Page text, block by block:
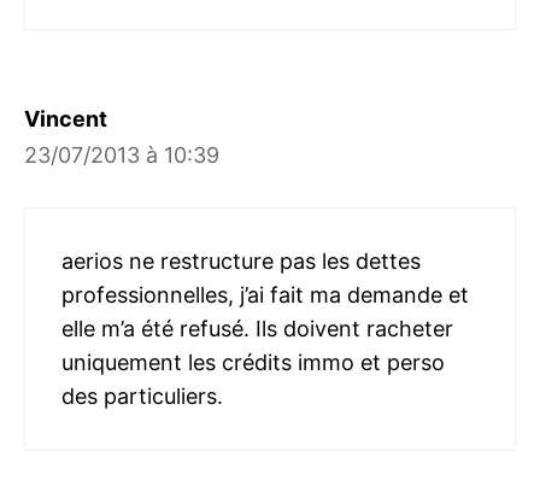
Vincent
23/07/2013 à 10:39
aerios ne restructure pas les dettes
professionnelles, j’ai fait ma demande et
elle m’a été refusé. Ils doivent racheter
uniquement les crédits immo et perso
des particuliers.